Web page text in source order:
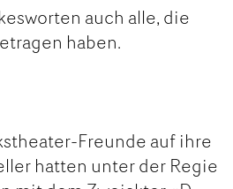
auch alle, die
haben.
Freunde auf ihre
hatten unter der Regie